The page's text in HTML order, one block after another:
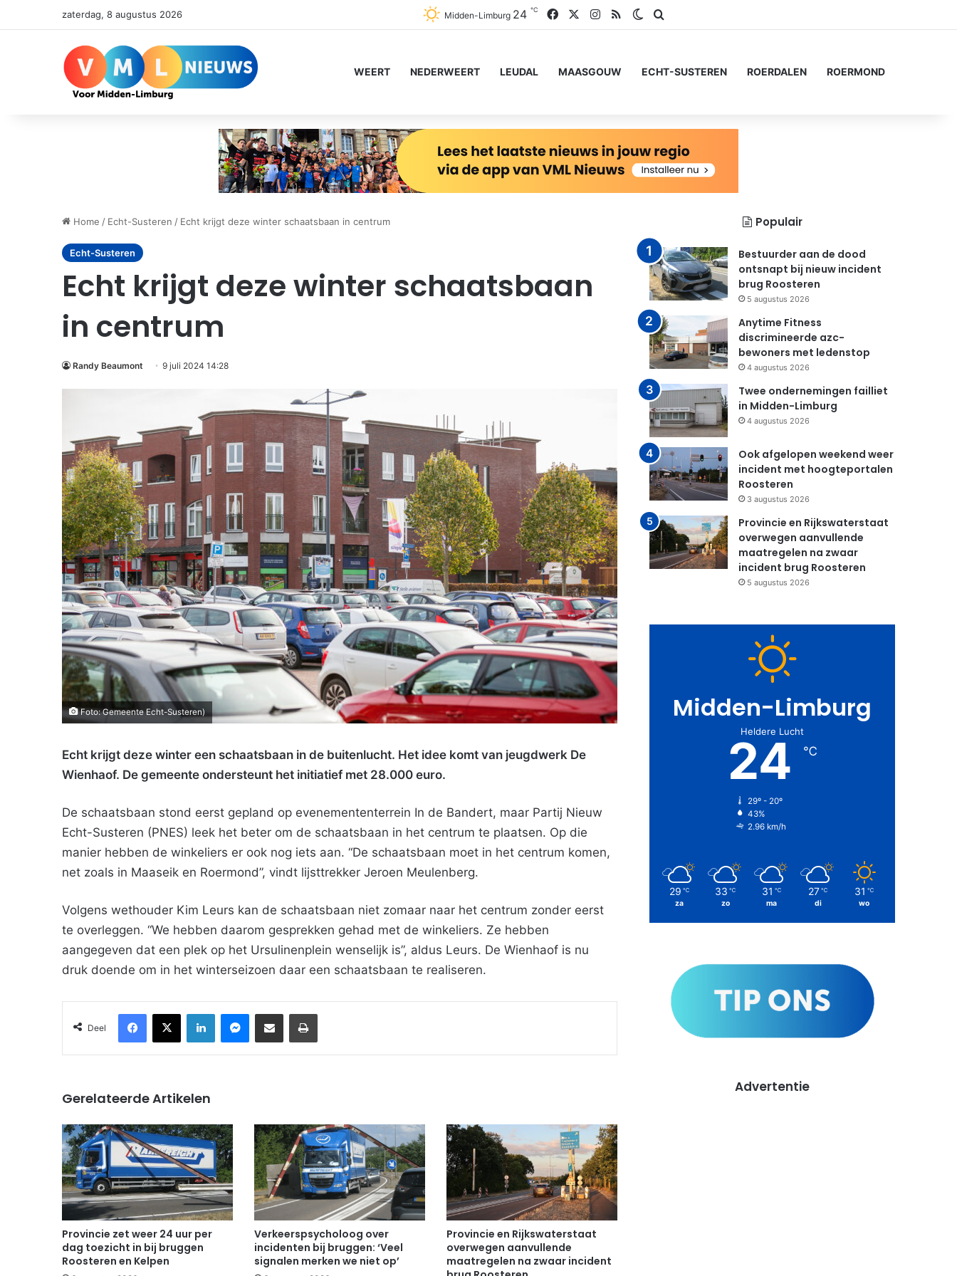
zaterdag, 8 augustus 2026 Midden-Limburg 24 ℃ FacebookInstagram
RSSSwitch skin
WEERT NEDERWEERT LEUDAL MAASGOUW ECHT-SUSTEREN ROERDALEN ROERMOND
Home / Echt-Susteren / Echt krijgt deze winter schaatsbaan in centrum
Echt-Susteren
Echt krijgt deze winter schaatsbaan
in centrum
Randy Beaumont 9 juli 2024 14:28
Foto: Gemeente Echt-Susteren)
Echt krijgt deze winter een schaatsbaan in de buitenlucht. Het idee komt van jeugdwerk De
Wienhaof. De gemeente ondersteunt het initiatief met 28.000 euro.
De schaatsbaan stond eerst gepland op evenemententerrein In de Bandert, maar Partij Nieuw
Echt-Susteren (PNES) leek het beter om de schaatsbaan in het centrum te plaatsen. Op die
manier hebben de winkeliers er ook nog iets aan. “De schaatsbaan moet in het centrum komen,
net zoals in Maaseik en Roermond”, vindt lijsttrekker Jeroen Meulenberg.
Volgens wethouder Kim Leurs kan de schaatsbaan niet zomaar naar het centrum zonder eerst
te overleggen. “We hebben daarom gesprekken gehad met de winkeliers. Ze hebben
aangegeven dat een plek op het Ursulinenplein wenselijk is”, aldus Leurs. De Wienhaof is nu
druk doende om in het winterseizoen daar een schaatsbaan te realiseren.
Deel
Facebook
X LinkedInMessenger
Deel via Email Print
Gerelateerde Artikelen
Provincie zet weer 24 uur per
dag toezicht in bij bruggen
Roosteren en Kelpen
Verkeerspsycholoog over
incidenten bij bruggen: ‘Veel
signalen merken we niet op’
Provincie en Rijkswaterstaat
overwegen aanvullende
maatregelen na zwaar incident
Populair
Bestuurder aan de dood
ontsnapt bij nieuw incident
brug Roosteren
5 augustus 2026
Anytime Fitness
discrimineerde azc-
bewoners met ledenstop
4 augustus 2026
Twee ondernemingen failliet
in Midden-Limburg
4 augustus 2026
Ook afgelopen weekend weer
incident met hoogteportalen
Roosteren
3 augustus 2026
Provincie en Rijkswaterstaat
overwegen aanvullende
maatregelen na zwaar
incident brug Roosteren
5 augustus 2026
Midden-Limburg
Heldere Lucht
24 ℃
29º - 20º
43%
2.96 km/h
29 ℃
za
33 ℃
zo
31 ℃
ma
27 ℃
di
31 ℃
wo
Advertentie